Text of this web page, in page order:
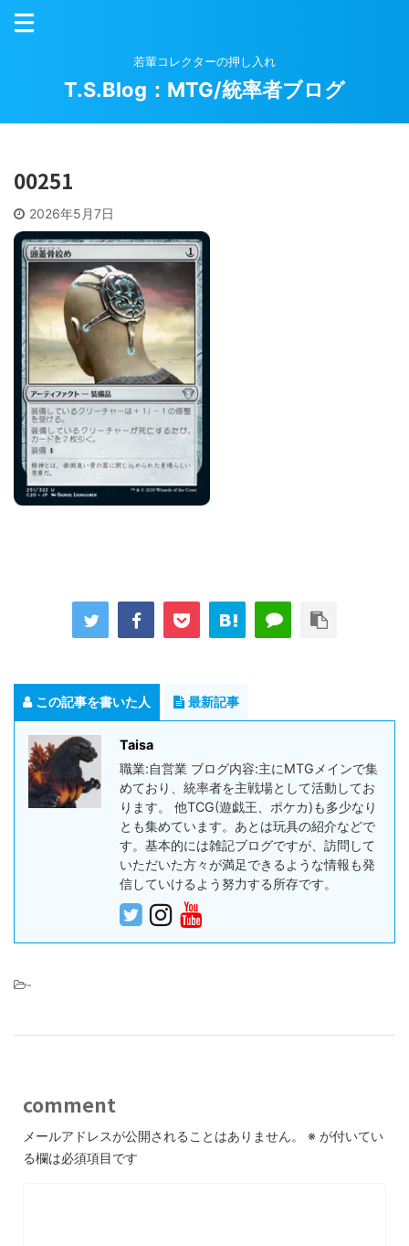
若輩コレクターの押し入れ
T.S.Blog：MTG/統率者ブログ
00251
2026年5月7日
この記事を書いた人 最新記事
Taisa
職業:自営業 ブログ内容:主にMTGメインで集
めており、統率者を主戦場として活動してお
ります。 他TCG(遊戯王、ポケカ)も多少なり
とも集めています。あとは玩具の紹介などで
す。基本的には雑記ブログですが、訪問して
いただいた方々が満足できるような情報も発
信していけるよう努力する所存です。
-
comment
メールアドレスが公開されることはありません。 ※ が付いてい
る欄は必須項目です